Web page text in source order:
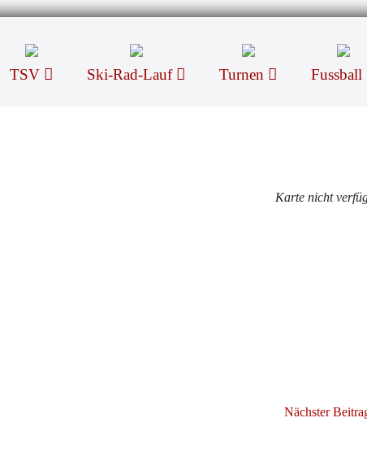
TSV Ski-Rad-Lauf Turnen Fussball
Karte nicht
Nächster